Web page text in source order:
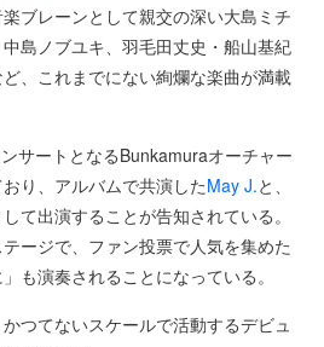
ブレーンとして親交の深い大島ミチ
島ノブユキ、羽毛田丈史・船山基紀
、これまでにない絢爛な楽曲が満載
サートとなるBunkamuraオーチャー
り、アルバムで共演したMay J.と、
て出演することが告知されている。
ージで、ファン投票で人気を集めた
も演奏されることになっている。
つてないスケールで活動するデビュ